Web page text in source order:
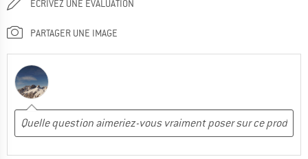
ÉCRIVEZ UNE ÉVALUATION
PARTAGER UNE IMAGE